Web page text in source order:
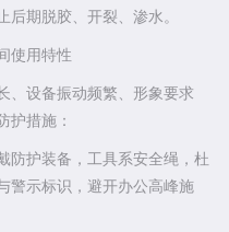
后期脱胶、开裂、渗水。
使用特性
、设备振动频繁、形象要求
护措施：
防护装备，工具系安全绳，杜
警示标识，避开办公高峰施